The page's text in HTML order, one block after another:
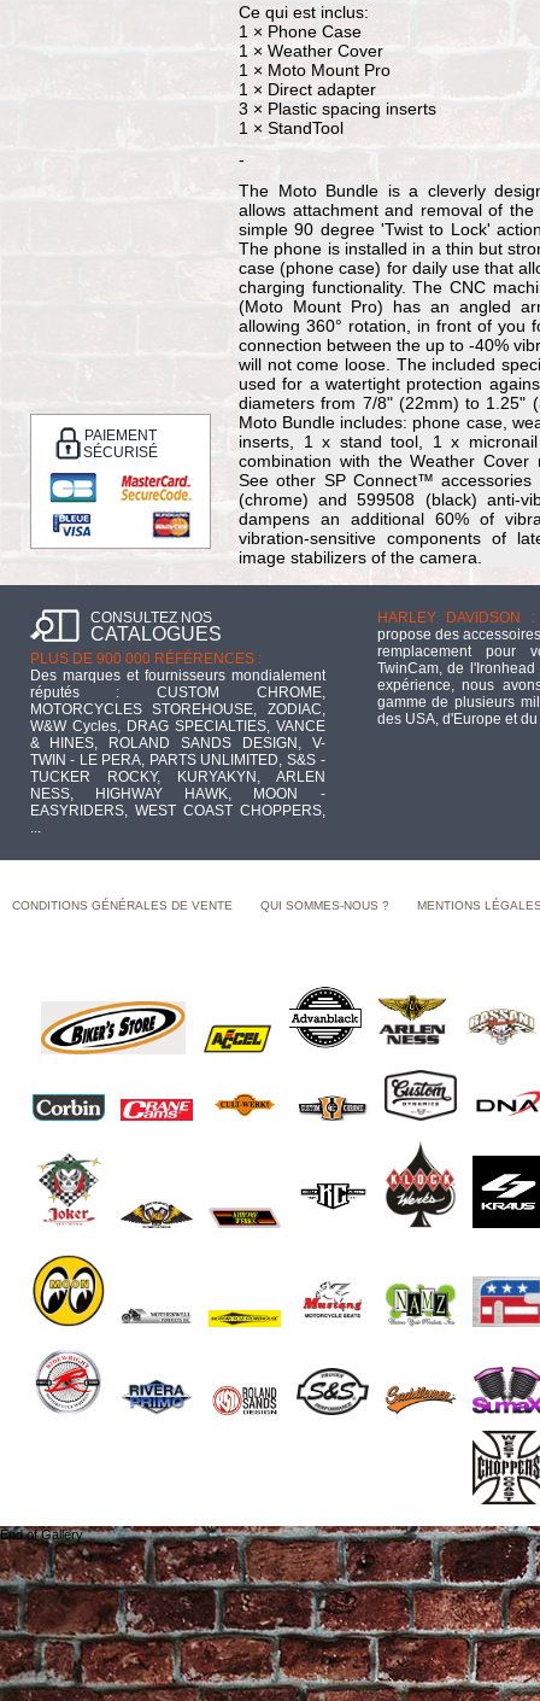
PAIEMENT
SÉCURISÉ
Ce qui est inclus:
1 × Phone Case
1 × Weather Cover
1 × Moto Mount Pro
1 × Direct adapter
3 × Plastic spacing inserts
1 × StandTool
-
The Moto Bundle is a cleverly
allows attachment and removal of
simple 90 degree 'Twist to Lock'
The phone is installed in a thin but
case (phone case) for daily use that
charging functionality. The CNC
(Moto Mount Pro) has an angled
allowing 360° rotation, in front of you
connection between the up to -40%
will not come loose. The included
used for a watertight protection
diameters from 7/8" (22mm) to 1.25"
Moto Bundle includes: phone case,
inserts, 1 x stand tool, 1 x
combination with the Weather
See other SP Connect™
(chrome) and 599508 (black) anti-
dampens an additional 60% of
vibration-sensitive components of
image stabilizers of the camera.
CONSULTEZ NOS
CATALOGUES
PLUS DE 900 000 RÉFÉRENCES :
Des marques et fournisseurs mondialement
réputés : CUSTOM CHROME,
MOTORCYCLES STOREHOUSE, ZODIAC,
W&W Cycles, DRAG SPECIALTIES, VANCE
& HINES, ROLAND SANDS DESIGN, V-
TWIN - LE PERA, PARTS UNLIMITED, S&S -
TUCKER ROCKY, KURYAKYN, ARLEN
NESS, HIGHWAY HAWK, MOON -
EASYRIDERS, WEST COAST CHOPPERS,
...
HARLEY DAVIDSON :
propose des
remplacement pour
TwinCam, de
expérience, nous
gamme de plusieurs
des USA, d'Europe et
CONDITIONS GÉNÉRALES DE VENTE QUI SOMMES-NOUS ? MENTIONS
End of Gallery